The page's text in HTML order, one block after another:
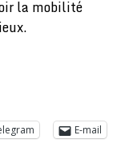
la mobilité
E-mail